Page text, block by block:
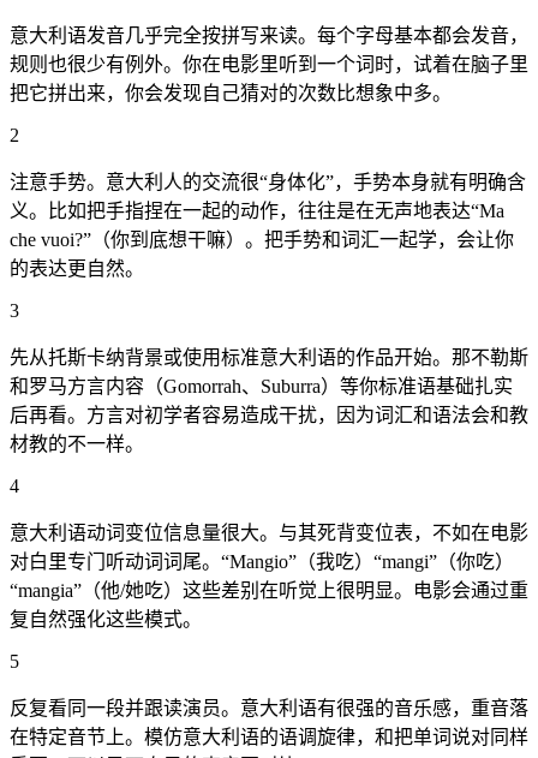
意大利语发音几乎完全按拼写来读。每个字母基本都会发音，
规则也很少有例外。你在电影里听到一个词时，试着在脑子里
把它拼出来，你会发现自己猜对的次数比想象中多。
2
注意手势。意大利人的交流很“身体化”，手势本身就有明确含
义。比如把手指捏在一起的动作，往往是在无声地表达“Ma
che vuoi?”（你到底想干嘛）。把手势和词汇一起学，会让你
的表达更自然。
3
先从托斯卡纳背景或使用标准意大利语的作品开始。那不勒斯
和罗马方言内容（Gomorrah、Suburra）等你标准语基础扎实
后再看。方言对初学者容易造成干扰，因为词汇和语法会和教
材教的不一样。
4
意大利语动词变位信息量很大。与其死背变位表，不如在电影
对白里专门听动词词尾。“Mangio”（我吃）“mangi”（你吃）
“mangia”（他/她吃）这些差别在听觉上很明显。电影会通过重
复自然强化这些模式。
5
反复看同一段并跟读演员。意大利语有很强的音乐感，重音落
在特定音节上。模仿意大利语的语调旋律，和把单词说对同样